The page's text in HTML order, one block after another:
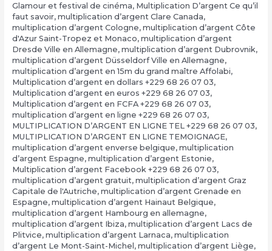
Glamour et festival de cinéma, Multiplication D’argent Ce qu’il
faut savoir, multiplication d’argent Clare Canada,
multiplication d’argent Cologne, multiplication d’argent Côte
d'Azur Saint-Tropez et Monaco, multiplication d’argent
Dresde Ville en Allemagne, multiplication d’argent Dubrovnik,
multiplication d’argent Düsseldorf Ville en Allemagne,
multiplication d’argent en 15m du grand maître Affolabi,
Multiplication d’argent en dollars +229 68 26 07 03,
Multiplication d’argent en euros +229 68 26 07 03,
Multiplication d’argent en FCFA +229 68 26 07 03,
multiplication d’argent en ligne +229 68 26 07 03,
MULTIPLICATION D’ARGENT EN LIGNE TEL +229 68 26 07 03,
MULTIPLICATION D’ARGENT EN LIGNE TEMOIGNAGE,
multiplication d’argent enverse belgique, multiplication
d’argent Espagne, multiplication d’argent Estonie,
Multiplication d’argent Facebook +229 68 26 07 03,
multiplication d’argent gratuit, multiplication d’argent Graz
Capitale de l'Autriche, multiplication d’argent Grenade en
Espagne, multiplication d’argent Hainaut Belgique,
multiplication d’argent Hambourg en allemagne,
multiplication d’argent Ibiza, multiplication d’argent Lacs de
Plitvice, multiplication d’argent Larnaca, multiplication
d’argent Le Mont-Saint-Michel, multiplication d’argent Liège,